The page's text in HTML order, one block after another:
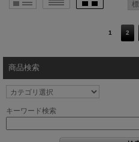
1 2
商品検索
キーワード検索